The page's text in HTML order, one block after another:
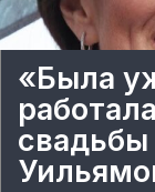
«Была